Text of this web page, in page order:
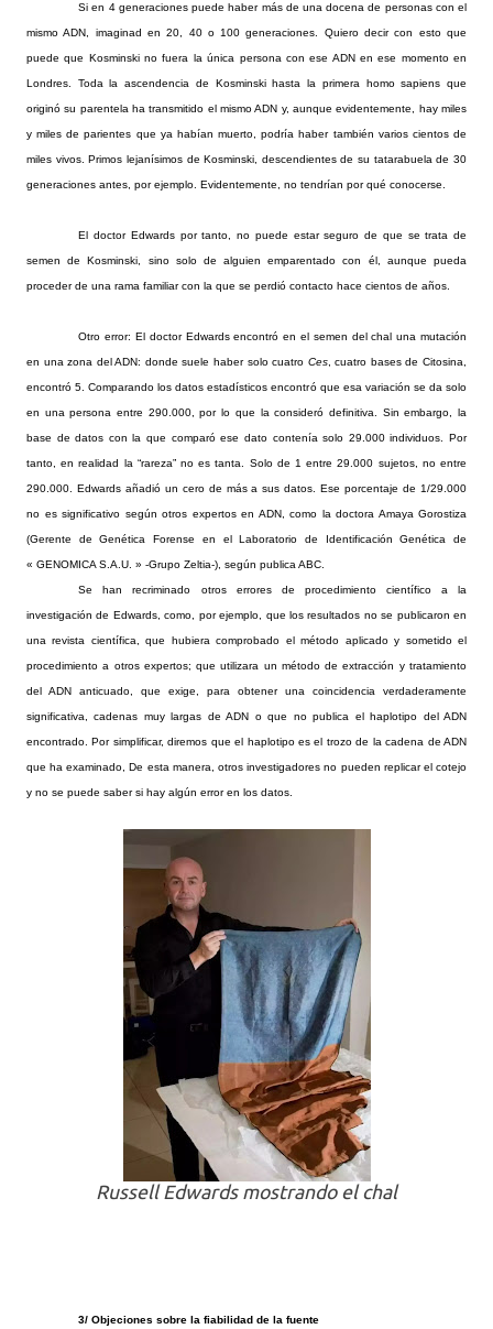
Si en 4 generaciones puede haber más de una docena de personas con el
mismo ADN, imaginad en 20, 40 o 100 generaciones. Quiero decir con esto que
puede que Kosminski no fuera la única persona con ese ADN en ese momento en
Londres. Toda la ascendencia de Kosminski hasta la primera homo sapiens que
originó su parentela ha transmitido el mismo ADN y, aunque evidentemente, hay miles
y miles de parientes que ya habían muerto, podría haber también varios cientos de
miles vivos. Primos lejanísimos de Kosminski, descendientes de su tatarabuela de 30
generaciones antes, por ejemplo. Evidentemente, no tendrían por qué conocerse.
El doctor Edwards por tanto, no puede estar seguro de que se trata de
semen de Kosminski, sino solo de alguien emparentado con él, aunque pueda
proceder de una rama familiar con la que se perdió contacto hace cientos de años.
Otro error: El doctor Edwards encontró en el semen del chal una mutación
en una zona del ADN: donde suele haber solo cuatro Ces, cuatro bases de Citosina,
encontró 5. Comparando los datos estadísticos encontró que esa variación se da solo
en una persona entre 290.000, por lo que la consideró definitiva. Sin embargo, la
base de datos con la que comparó ese dato contenía solo 29.000 individuos. Por
tanto, en realidad la “rareza” no es tanta. Solo de 1 entre 29.000 sujetos, no entre
290.000. Edwards añadió un cero de más a sus datos. Ese porcentaje de 1/29.000
no es significativo según otros expertos en ADN, como la doctora Amaya Gorostiza
(Gerente de Genética Forense en el Laboratorio de Identificación Genética de
« GENOMICA S.A.U. » -Grupo Zeltia-), según publica ABC.
Se han recriminado otros errores de procedimiento científico a la
investigación de Edwards, como, por ejemplo, que los resultados no se publicaron en
una revista científica, que hubiera comprobado el método aplicado y sometido el
procedimiento a otros expertos; que utilizara un método de extracción y tratamiento
del ADN anticuado, que exige, para obtener una coincidencia verdaderamente
significativa, cadenas muy largas de ADN o que no publica el haplotipo del ADN
encontrado. Por simplificar, diremos que el haplotipo es el trozo de la cadena de ADN
que ha examinado, De esta manera, otros investigadores no pueden replicar el cotejo
y no se puede saber si hay algún error en los datos.
Russell Edwards mostrando el chal
3/ Objeciones sobre la fiabilidad de la fuente